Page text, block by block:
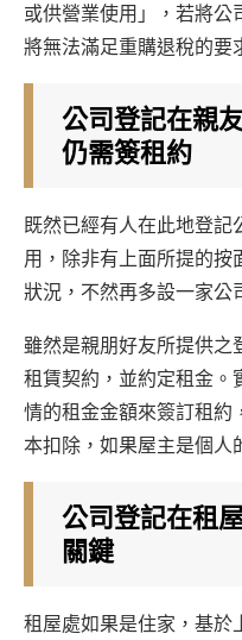
或供營業使用」，若將公
將無法滿足重購退稅的要
公司登記在親
仍需簽租約
既然已經有人在此地登記
用，除非有上面所提的按
狀況，不然再多設一家公
雖然是親朋好友所提供之
租賃契約，並約定租金。
情的租金金額來簽訂租
本扣除，如果屋主是個人
公司登記在租
關鍵
租屋處如果是住家，基於